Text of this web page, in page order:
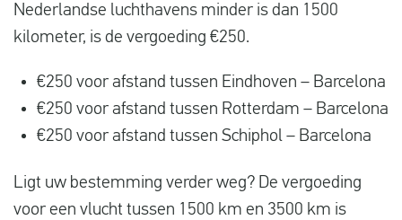
Nederlandse luchthavens minder is dan 1500
kilometer, is de vergoeding €250.
€250 voor afstand tussen Eindhoven – Barcelona
€250 voor afstand tussen Rotterdam – Barcelona
€250 voor afstand tussen Schiphol – Barcelona
Ligt uw bestemming verder weg? De vergoeding
voor een vlucht tussen 1500 km en 3500 km is